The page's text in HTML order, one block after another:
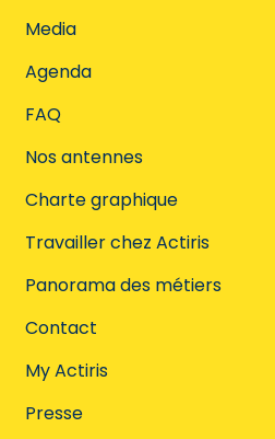
Media
Agenda
FAQ
Nos antennes
Charte graphique
Travailler chez Actiris
Panorama des métiers
Contact
My Actiris
Presse